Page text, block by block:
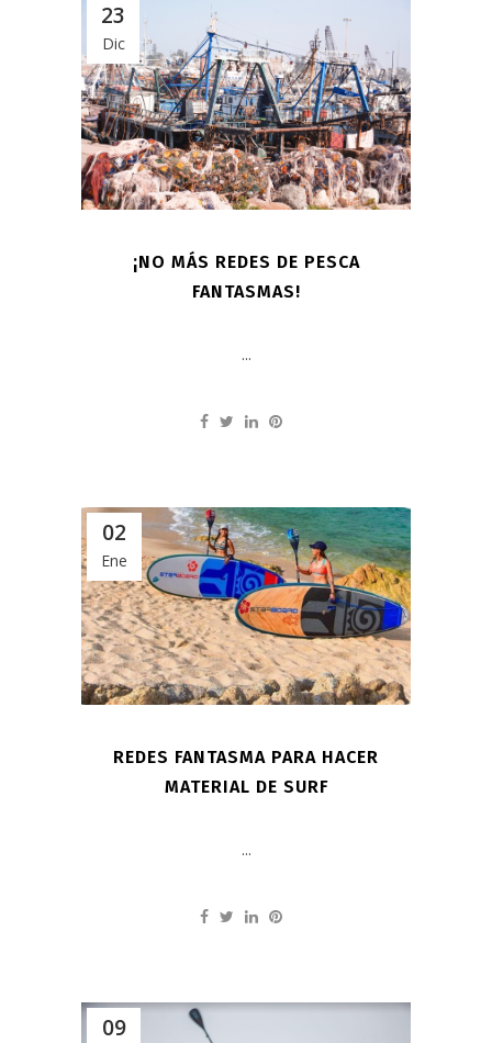
23
Dic
¡NO MÁS REDES DE PESCA
FANTASMAS!
...
02
Ene
REDES FANTASMA PARA HACER
MATERIAL DE SURF
...
09